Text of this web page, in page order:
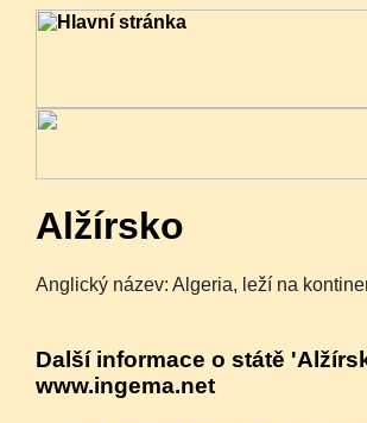
Alžírsko
Anglický název: Algeria, leží na
Další informace o státě
www.ingema.net